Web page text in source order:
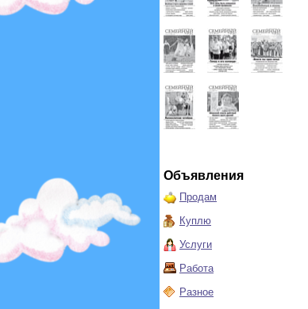
Объявления
Продам
Куплю
Услуги
Работа
Разное